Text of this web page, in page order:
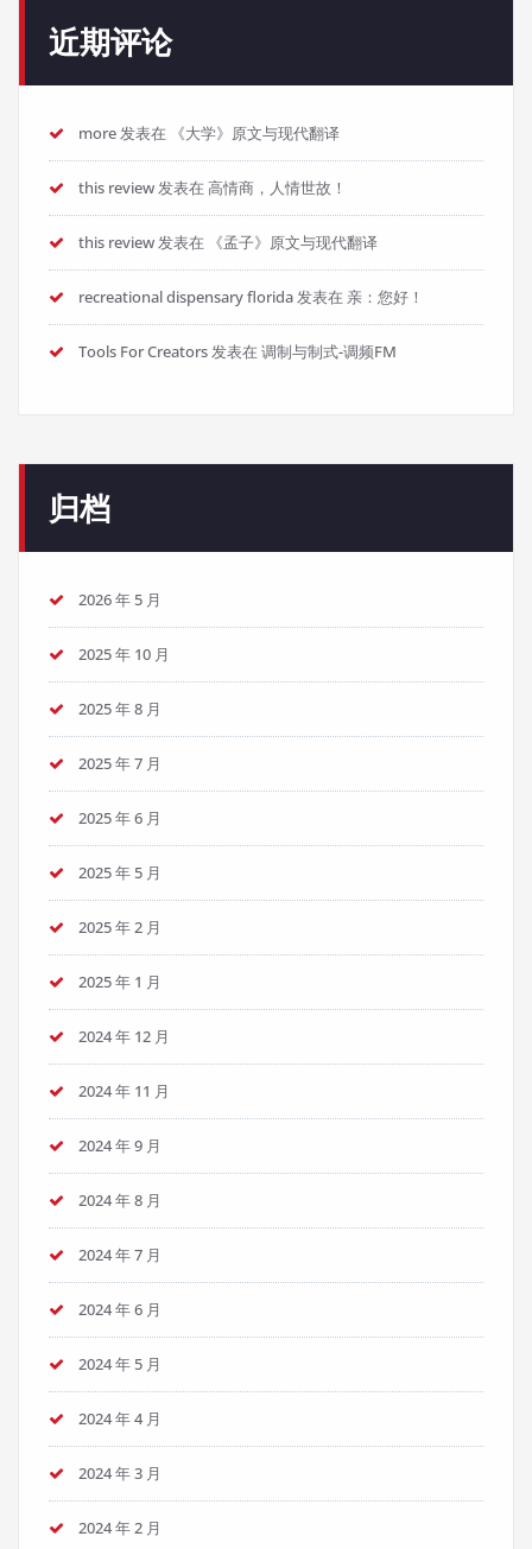
近期评论
more发表在 《大学》原文与现代翻译
this review发表在 高情商，人情世故！
this review发表在 《孟子》原文与现代翻译
recreational dispensary florida发表在 亲：您好！
Tools For Creators发表在 调制与制式-调频FM
归档
2026 年 5 月
2025 年 10 月
2025 年 8 月
2025 年 7 月
2025 年 6 月
2025 年 5 月
2025 年 2 月
2025 年 1 月
2024 年 12 月
2024 年 11 月
2024 年 9 月
2024 年 8 月
2024 年 7 月
2024 年 6 月
2024 年 5 月
2024 年 4 月
2024 年 3 月
2024 年 2 月